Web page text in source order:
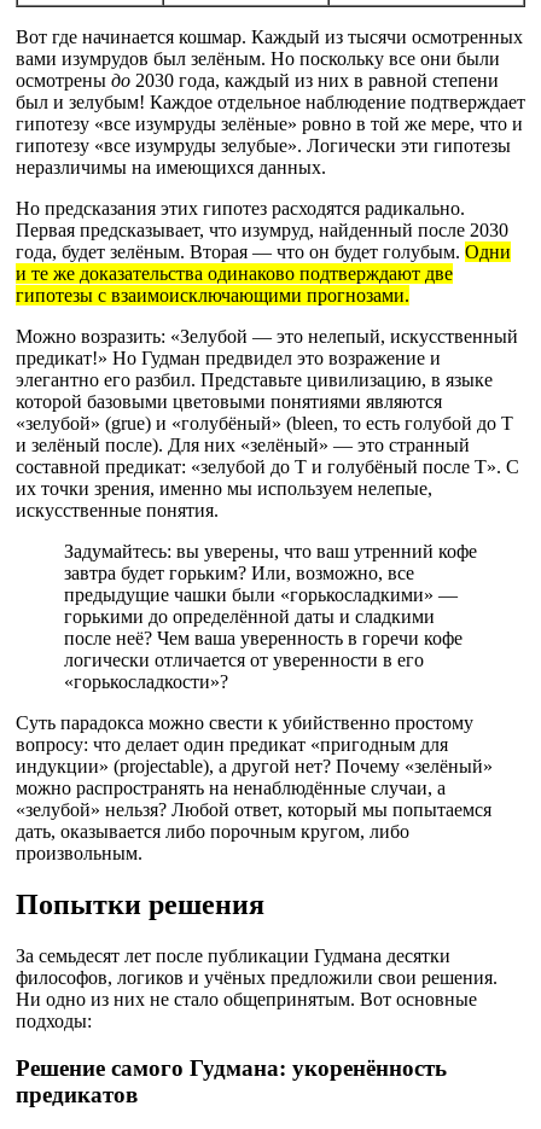
Вот где начинается кошмар. Каждый из тысячи осмотренных
вами изумрудов был зелёным. Но поскольку все они были
осмотрены до 2030 года, каждый из них в равной степени
был и зелубым! Каждое отдельное наблюдение подтверждает
гипотезу «все изумруды зелёные» ровно в той же мере, что и
гипотезу «все изумруды зелубые». Логически эти гипотезы
неразличимы на имеющихся данных.
Но предсказания этих гипотез расходятся радикально.
Первая предсказывает, что изумруд, найденный после 2030
года, будет зелёным. Вторая — что он будет голубым. Одни
и те же доказательства одинаково подтверждают две
гипотезы с взаимоисключающими прогнозами.
Можно возразить: «Зелубой — это нелепый, искусственный
предикат!» Но Гудман предвидел это возражение и
элегантно его разбил. Представьте цивилизацию, в языке
которой базовыми цветовыми понятиями являются
«зелубой» (grue) и «голубёный» (bleen, то есть голубой до T
и зелёный после). Для них «зелёный» — это странный
составной предикат: «зелубой до T и голубёный после T». С
их точки зрения, именно мы используем нелепые,
искусственные понятия.
Задумайтесь: вы уверены, что ваш утренний кофе
завтра будет горьким? Или, возможно, все
предыдущие чашки были «горькосладкими» —
горькими до определённой даты и сладкими
после неё? Чем ваша уверенность в горечи кофе
логически отличается от уверенности в его
«горькосладкости»?
Суть парадокса можно свести к убийственно простому
вопросу: что делает один предикат «пригодным для
индукции» (projectable), а другой нет? Почему «зелёный»
можно распространять на ненаблюдённые случаи, а
«зелубой» нельзя? Любой ответ, который мы попытаемся
дать, оказывается либо порочным кругом, либо
произвольным.
Попытки решения
За семьдесят лет после публикации Гудмана десятки
философов, логиков и учёных предложили свои решения.
Ни одно из них не стало общепринятым. Вот основные
подходы:
Решение самого Гудмана: укоренённость
предикатов